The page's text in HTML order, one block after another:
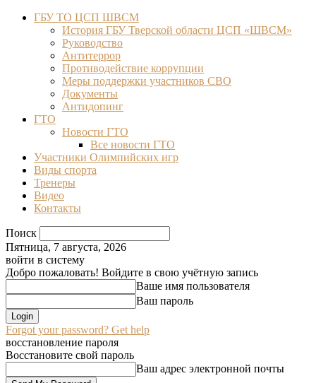
ГБУ ТО ЦСП ШВСМ
История ГБУ Тверской области ЦСП «ШВСМ»
Руководство
Антитеррор
Противодействие коррупции
Меры поддержки участников СВО
Документы
Антидопинг
ГТО
Новости ГТО
Все новости ГТО
Участники Олимпийских игр
Виды спорта
Тренеры
Видео
Контакты
Поиск
Пятница, 7 августа, 2026
войти в систему
Добро пожаловать! Войдите в свою учётную запись
Ваше имя пользователя
Ваш пароль
Forgot your password? Get help
восстановление пароля
Восстановите свой пароль
Ваш адрес электронной почты